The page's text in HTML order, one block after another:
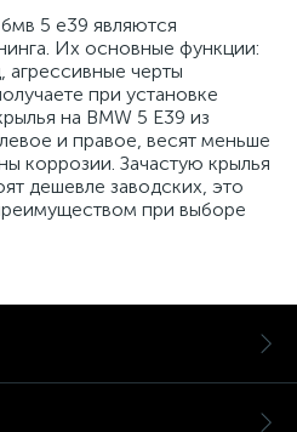
5 е39 являются
Их основные функции:
агрессивные черты
при установке
на BMW 5 E39 из
и правое, весят меньше
коррозии. Зачастую крылья
дешевле заводских, это
при выборе